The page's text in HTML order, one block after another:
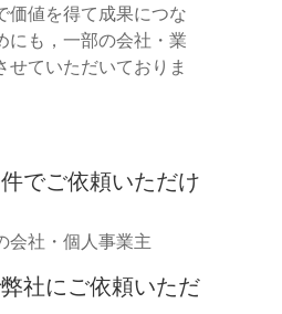
価値を得て成果につな
にも，一部の会社・業
せていただいておりま
件でご依頼いただけ
会社・個人事業主
弊社にご依頼いただ